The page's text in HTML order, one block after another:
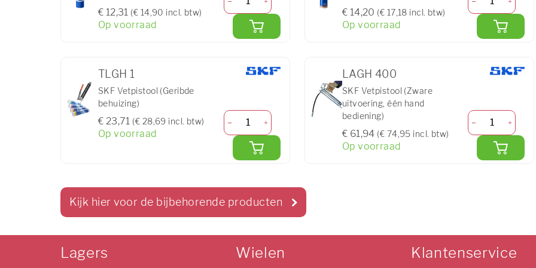
€ 12,31 (€ 14,90 incl. btw)
Op voorraad
€ 14,20 (€ 17,18 incl. btw)
Op voorraad
TLGH 1
SKF Vetpistool (Geribde
behuizing)
€ 23,71 (€ 28,69 incl. btw)
Op voorraad
LAGH 400
SKF Vetpistool (Zware
uitvoering, één hand
bediening)
€ 61,94 (€ 74,95 incl. btw)
Op voorraad
Kijk hier voor de bijbehorende producten
Lagers Wielen Klantenservice